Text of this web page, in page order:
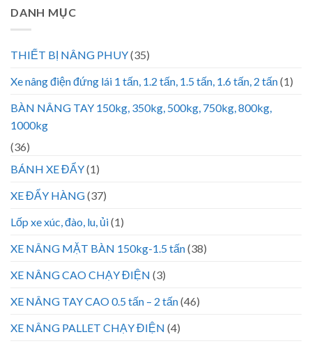
DANH MỤC
THIẾT BỊ NÂNG PHUY(35)
Xe nâng điện đứng lái 1 tấn, 1.2 tấn, 1.5 tấn, 1.6 tấn, 2 tấn(1)
BÀN NÂNG TAY 150kg, 350kg, 500kg, 750kg, 800kg,
1000kg
(36)
BÁNH XE ĐẨY(1)
XE ĐẨY HÀNG(37)
Lốp xe xúc, đào, lu, ủi(1)
XE NÂNG MẶT BÀN 150kg-1.5 tấn(38)
XE NÂNG CAO CHẠY ĐIỆN (3)
XE NÂNG TAY CAO 0.5 tấn – 2 tấn(46)
XE NÂNG PALLET CHẠY ĐIỆN (4)